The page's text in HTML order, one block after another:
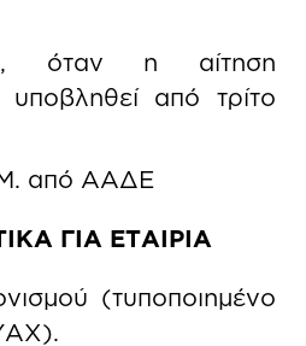
όταν η αίτηση
υποβληθεί από τρίτο
από ΑΑΔΕ
ΓΙΑ ΕΤΑΙΡΙΑ
(τυποποιημένο